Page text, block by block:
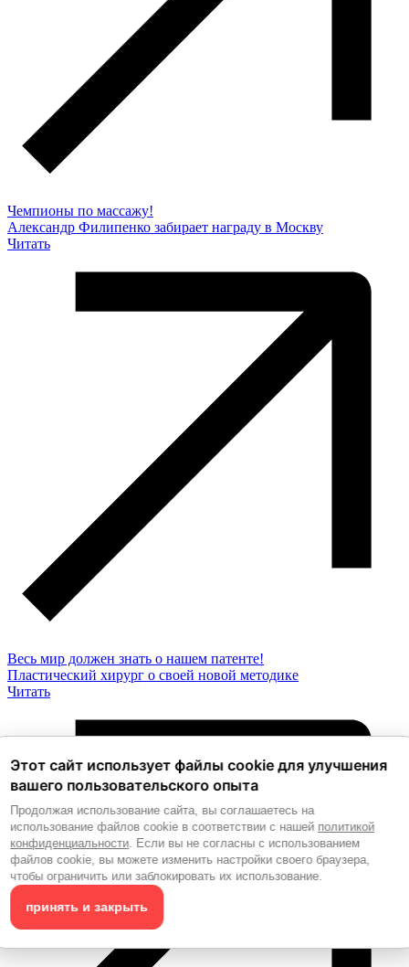
Чемпионы по массажу!
Александр Филипенко забирает награду в Москву
Читать
Весь мир должен знать о нашем патенте!
Пластический хирург о своей новой методике
Читать
Этот сайт использует файлы cookie для улучшения
вашего пользовательского опыта
Продолжая использование сайта, вы соглашаетесь на
использование файлов cookie в соответствии с нашей политикой
конфиденциальности. Если вы не согласны с использованием
файлов cookie, вы можете изменить настройки своего браузера,
чтобы ограничить или заблокировать их использование.
принять и закрыть